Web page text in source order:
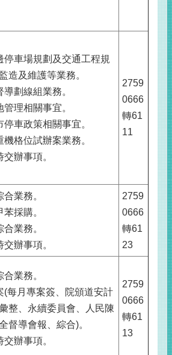
停車場規劃及交通工程規
造及維護等業務。
劃線組業務。
理相關事宜。
車政策相關事宜。
格位試辦案業務。
辦事項。
2759
0666
轉61
11
業務。
採購。
業務。
辦事項。
2759
0666
轉61
23
業務。
(每月專案簽、院頒道安計
整、永續委員會、人民陳
督導會報、綜合)。
辦事項。
2759
0666
轉61
13